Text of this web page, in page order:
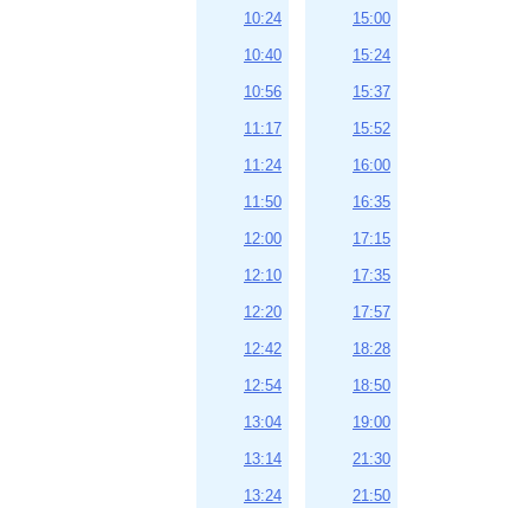
15:00
15:24
15:37
15:52
16:00
16:35
17:15
17:35
17:57
18:28
18:50
19:00
21:30
21:50
10:24
10:40
10:56
11:17
11:24
11:50
12:00
12:10
12:20
12:42
12:54
13:04
13:14
13:24